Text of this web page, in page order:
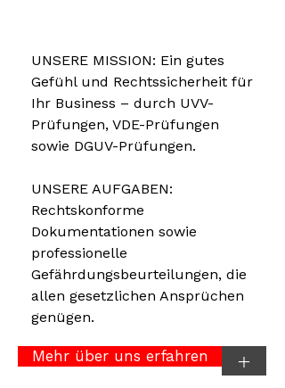
Mehr über uns erfahren +
UNSERE MISSION: Ein gutes
Gefühl und Rechtssicherheit für
Ihr Business – durch UVV-
Prüfungen, VDE-Prüfungen
sowie DGUV-Prüfungen.
UNSERE AUFGABEN:
Rechtskonforme
Dokumentationen sowie
professionelle
Gefährdungsbeurteilungen, die
allen gesetzlichen Ansprüchen
genügen.